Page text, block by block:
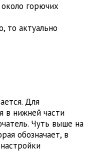
горючих
то актуально
Для
в нижней части
Чуть выше на
обозначает, в